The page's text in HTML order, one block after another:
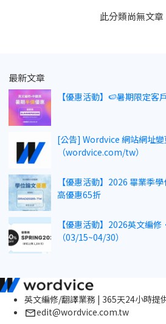
此分類尚無文章
最新文章
【優惠活動】🍉暑期限定客
[公告] Wordvice 網站網址
（wordvice.com/tw）
【優惠活動】2026 畢業季
高優惠65折
【優惠活動】2026英文編
（03/15~04/30）
英文編修/翻譯業務 | 365天24小時提
edit@wordvice.com.tw